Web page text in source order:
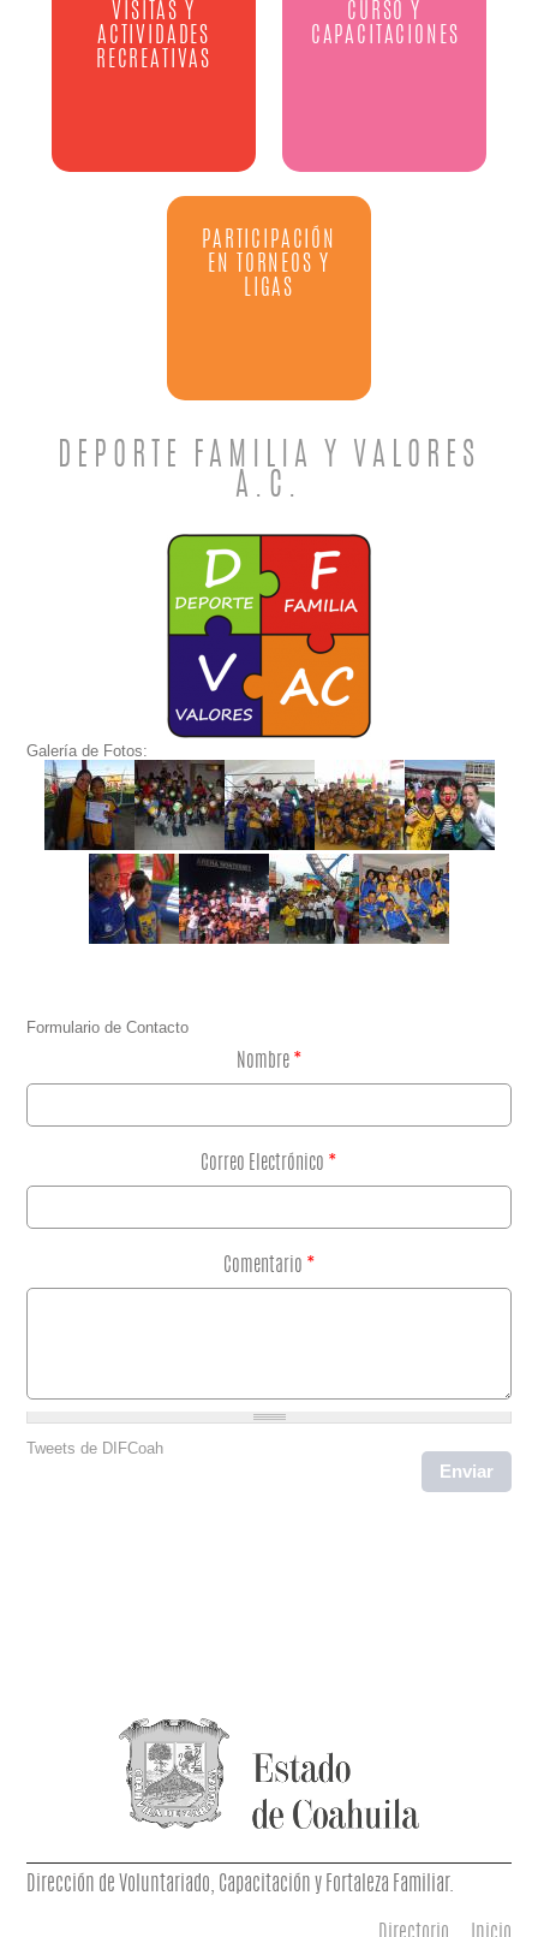
VISITAS Y
ACTIVIDADES
RECREATIVAS
CURSO Y
CAPACITACIONES
PARTICIPACIÓN
EN TORNEOS Y
LIGAS
DEPORTE FAMILIA Y VALORES
A.C.
Galería de Fotos:
Formulario de Contacto
Nombre *
Correo Electrónico *
Comentario *
Tweets de DIFCoah
Dirección de Voluntariado, Capacitación y Fortaleza Familiar.